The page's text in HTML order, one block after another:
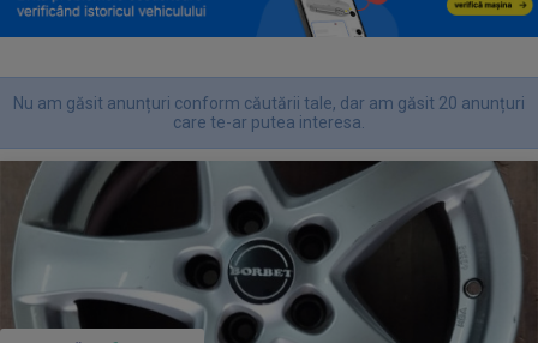
Nu am găsit anunțuri conform căutării tale, dar am găsit 20 anunțuri
care te-ar putea interesa.